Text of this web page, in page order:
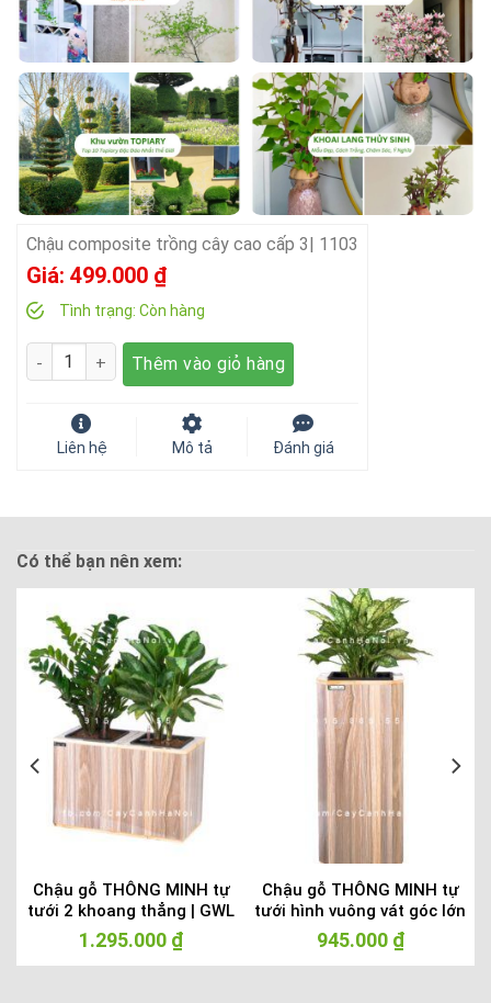
Chậu composite trồng cây cao cấp 3| 1103
Giá: 499.000 ₫
Tình trạng: Còn hàng
Số lượng Thêm vào giỏ hàng
Liên hệ Mô tả Đánh giá
Có thể bạn nên xem:
Chậu gỗ THÔNG MINH tự
tưới 2 khoang thẳng | GWL
– 211B
1.295.000 ₫
Chậu gỗ THÔNG MINH tự
tưới hình vuông vát góc lớn
| GWL – 513C
945.000 ₫